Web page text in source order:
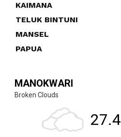
KAIMANA
TELUK BINTUNI
MANSEL
PAPUA
MANOKWARI
Broken Clouds
27.4